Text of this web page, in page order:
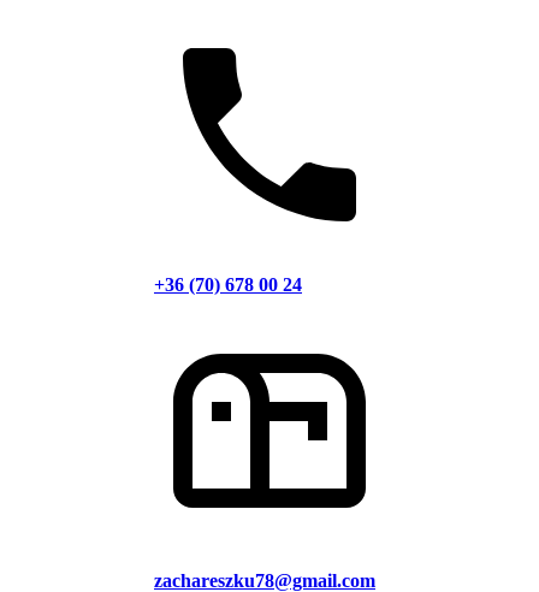
+36 (70) 678 00 24
zachareszku78@gmail.com